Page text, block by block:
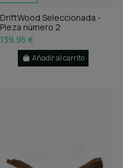
DriftWood Seleccionada -
Pieza número 2
139,95 €
Añadir al carrito